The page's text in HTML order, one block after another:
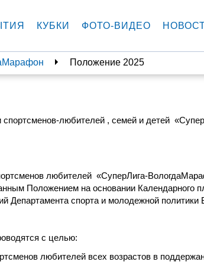
КУБКИ ФОТО-ВИДЕО
Положение 2025
любителей , семей и детей
любителей «СуперЛига-
Положением на основании Календарного
Департамента спорта и молодежной политики
с целью:
любителей всех возрастов в